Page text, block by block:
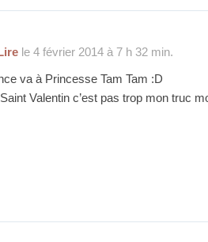
le 4 février 2014 à 7 h 32 min.
va à Princesse Tam Tam :D
Valentin c’est pas trop mon truc